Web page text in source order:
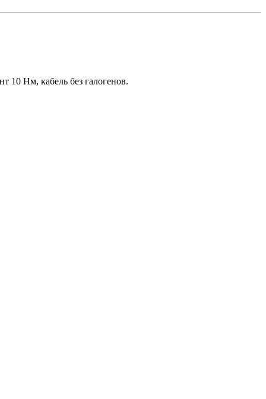
Нм, кабель без галогенов.